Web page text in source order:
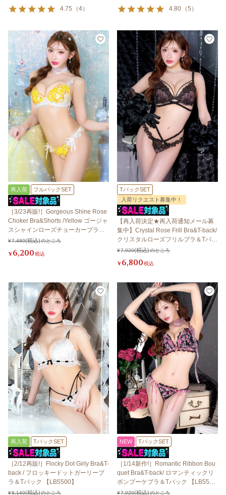
4.75 （4） 4.80 （5 ）
再入荷 フルバックSET
［3/23再販!］Gorgeous Shine Rose
Choker Bra&Shorts /Yellow ゴージャ
スシャインローズチョーカーブラ＆
ショーツ / イエロー
¥7,480 のところ
¥6,200税込
TバックSET
入荷リクエスト募集中！
【再入荷決定★再入荷通知メール募
集中】Crystal Rose Frill Bra&T-back/
クリスタルローズフリルブラ＆Tバッ
ク 【LB5500】
¥7,920 のところ
¥6,800税込
再入荷 TバックSET
［2/12再販!］Flocky Dot Girly Bra&T-
back / フロッキードットガーリーブ
ラ＆Tバック 【LB5500】
¥8,140 のところ
NEW TバックSET
［1/14新作!］Romantic Ribbon Bou
quet Bra&T-back/ ロマンティックリ
ボンブーケブラ＆Tバック 【LB550
0】
¥7,920 のところ